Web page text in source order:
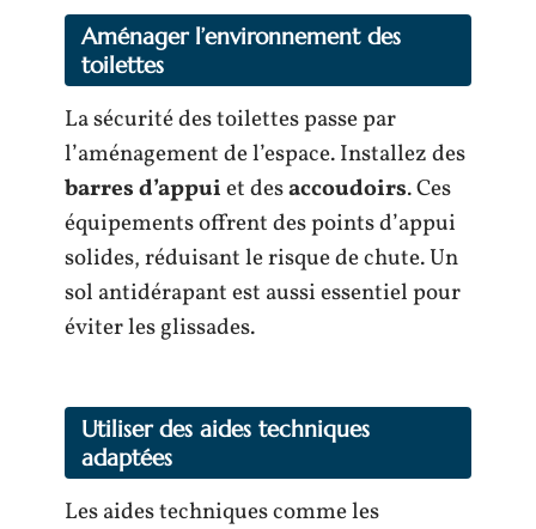
Aménager l’environnement des
toilettes
La sécurité des toilettes passe par
l’aménagement de l’espace. Installez des
barres d’appuiet desaccoudoirs. Ces
équipements offrent des points d’appui
solides, réduisant le risque de chute. Un
sol antidérapant est aussi essentiel pour
éviter les glissades.
Utiliser des aides techniques
adaptées
Les aides techniques comme les